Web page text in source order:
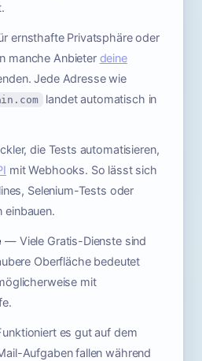
ernsthafte Privatsphäre oder
manche Anbieter deine
Jede Adresse wie
landet automatisch in
die Tests automatisieren,
mit Webhooks. So lässt sich
Selenium-Tests oder
einbauen.
— Viele Gratis-Dienste sind
Oberfläche bedeutet
mit
es gut auf dem
Aufgaben fallen während